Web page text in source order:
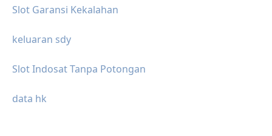
Slot Garansi Kekalahan
keluaran sdy
Slot Indosat Tanpa Potongan
data hk